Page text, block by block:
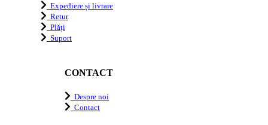
Expediere și livrare
Retur
Plăți
Suport
CONTACT
Despre noi
Contact